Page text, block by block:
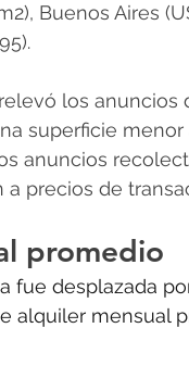
Buenos Aires
los anuncios
superficie menor
anuncios
precios de
promedio
fue desplazada
alquiler mensual